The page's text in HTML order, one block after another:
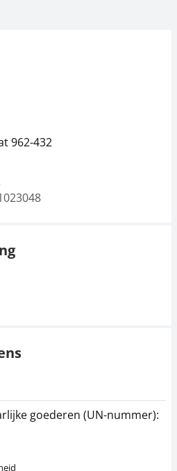
962-432
goederen (UN-nummer):